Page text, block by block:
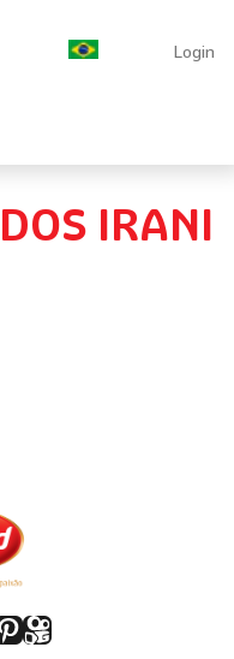
Login
IRANI
Kwai